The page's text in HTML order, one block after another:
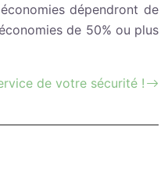
dépendront de
de 50% ou plus
de votre sécurité !